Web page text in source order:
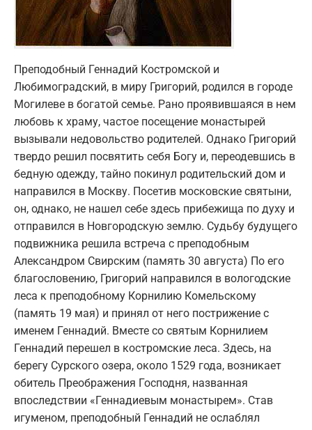
Преподобный Геннадий Костромской и
Любимоградский, в миру Григорий, родился в городе
Могилеве в богатой семье. Рано проявившаяся в нем
любовь к храму, частое посещение монастырей
вызывали недовольство родителей. Однако Григорий
твердо решил посвятить себя Богу и, переодевшись в
бедную одежду, тайно покинул родительский дом и
направился в Москву. Посетив московские святыни,
он, однако, не нашел себе здесь прибежища по духу и
отправился в Новгородскую землю. Судьбу будущего
подвижника решила встреча с преподобным
Александром Свирским (память 30 августа) По его
благословению, Григорий направился в вологодские
леса к преподобному Корнилию Комельскому
(память 19 мая) и принял от него пострижение с
именем Геннадий. Вместе со святым Корнилием
Геннадий перешел в костромские леса. Здесь, на
берегу Сурского озера, около 1529 года, возникает
обитель Преображения Господня, названная
впоследствии «Геннадиевым монастырем». Став
игуменом, преподобный Геннадий не ослаблял